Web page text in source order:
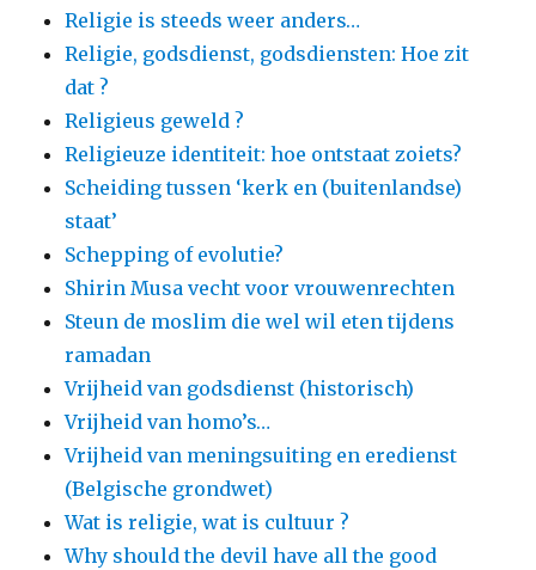
Religie is steeds weer anders…
Religie, godsdienst, godsdiensten: Hoe zit
dat ?
Religieus geweld ?
Religieuze identiteit: hoe ontstaat zoiets?
Scheiding tussen ‘kerk en (buitenlandse)
staat’
Schepping of evolutie?
Shirin Musa vecht voor vrouwenrechten
Steun de moslim die wel wil eten tijdens
ramadan
Vrijheid van godsdienst (historisch)
Vrijheid van homo’s…
Vrijheid van meningsuiting en eredienst
(Belgische grondwet)
Wat is religie, wat is cultuur ?
Why should the devil have all the good